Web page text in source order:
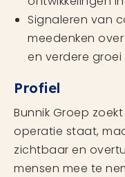
Signaleren van
meedenken
en verdere
Profiel
Bunnik Groep
operatie staat,
zichtbaar en
mensen mee te